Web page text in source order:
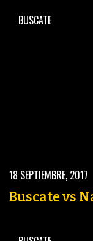
BUSCATE
18 SEPTIEMBRE, 2017
Buscate vs